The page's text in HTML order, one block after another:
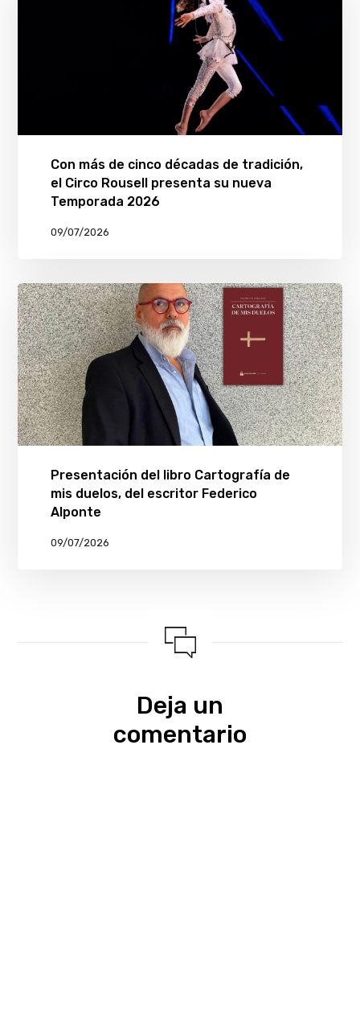
Con más de cinco décadas de tradición,
el Circo Rousell presenta su nueva
Temporada 2026
09/07/2026
Presentación del libro Cartografía de
mis duelos, del escritor Federico
Alponte
09/07/2026
Deja un
comentario